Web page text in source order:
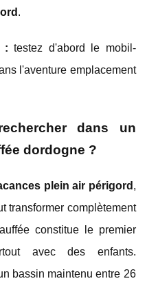
.
: testez d'abord le mobil-
l'aventure emplacement
dans un
dordogne ?
plein air périgord ,
transformer complètement
constitue le premier
avec des enfants.
bassin maintenu entre 26